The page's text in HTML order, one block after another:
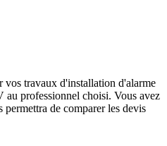
vos travaux d'installation d'alarme
au professionnel choisi. Vous avez
de comparer les devis